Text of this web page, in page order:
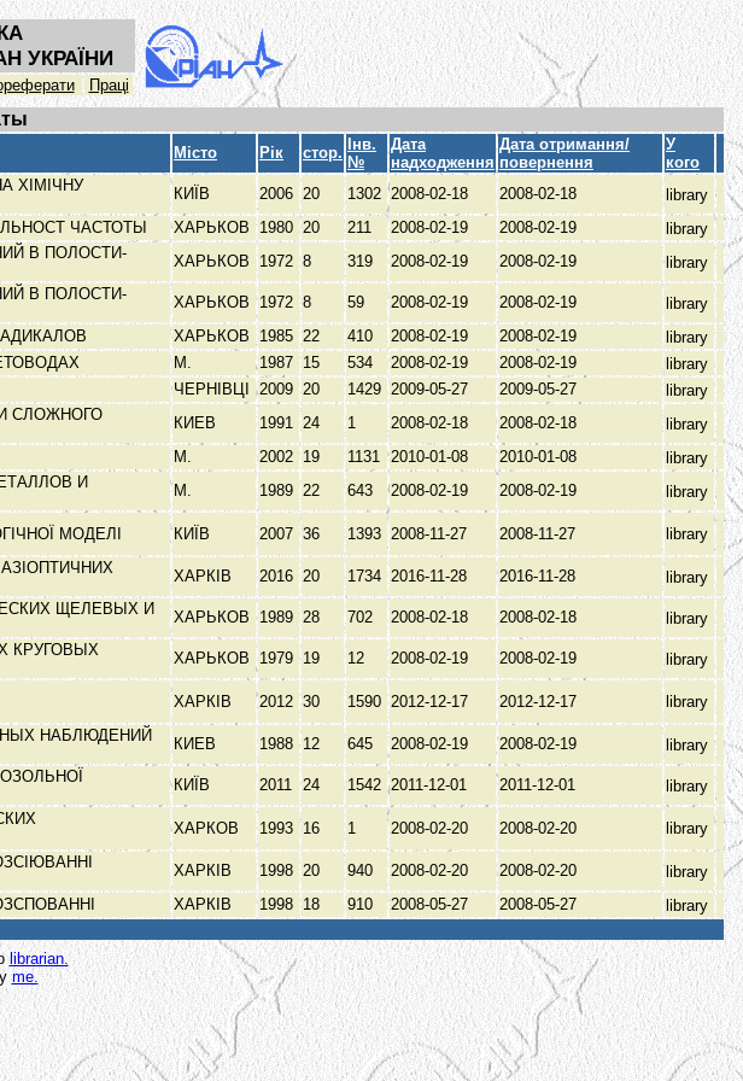
УКРАЇНИ
Праці
Місто Рік стор.
Інв.
№
Дата
надходження
Дата отримання/
повернення
У
кого
ХІМІЧНУ
КИЇВ 2006 20 1302 2008-02-18 2008-02-18
library
ЧАСТОТЫ ХАРЬКОВ 1980 20 211 2008-02-19 2008-02-19
library
В ПОЛОСТИ-
ХАРЬКОВ 1972 8 319 2008-02-19 2008-02-19 library
В ПОЛОСТИ-
ХАРЬКОВ 1972 8 59 2008-02-19 2008-02-19
library
ХАРЬКОВ 1985 22 410 2008-02-19 2008-02-19
library
М. 1987 15 534 2008-02-19 2008-02-19
library
ЧЕРНІВЦІ 2009 20 1429 2009-05-27 2009-05-27
library
СЛОЖНОГО
КИЕВ 1991 24 1 2008-02-18 2008-02-18
library
М. 2002 19 1131 2010-01-08 2010-01-08
library
И
М. 1989 22 643 2008-02-19 2008-02-19 library
МОДЕЛІ КИЇВ 2007 36 1393 2008-11-27 2008-11-27 library
ХАРКІВ 2016 20 1734 2016-11-28 2016-11-28 library
ЩЕЛЕВЫХ И
ХАРЬКОВ 1989 28 702 2008-02-18 2008-02-18 library
КРУГОВЫХ
ХАРЬКОВ 1979 19 12 2008-02-19 2008-02-19 library
ХАРКІВ 2012 30 1590 2012-12-17 2012-12-17 library
НАБЛЮДЕНИЙ
КИЕВ 1988 12 645 2008-02-19 2008-02-19 library
КИЇВ 2011 24 1542 2011-12-01 2011-12-01 library
ХАРКОВ 1993 16 1 2008-02-20 2008-02-20 library
ХАРКІВ 1998 20 940 2008-02-20 2008-02-20
library
ХАРКІВ 1998 18 910 2008-05-27 2008-05-27
library
librarian.
me.